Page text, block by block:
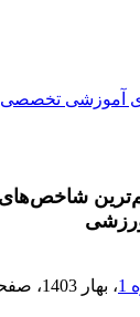
آموزشی تخصصی
شاخص‌های
، بهار 1403 ،